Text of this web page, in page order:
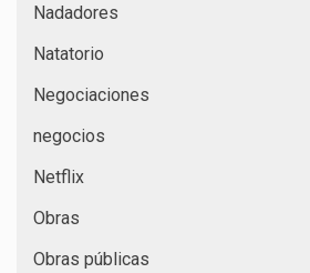
Nadadores
Natatorio
Negociaciones
negocios
Netflix
Obras
Obras públicas